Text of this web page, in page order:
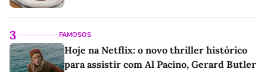
3 FAMOSOS
Hoje na Netflix: o novo thriller histórico
para assistir com Al Pacino, Gerard Butler